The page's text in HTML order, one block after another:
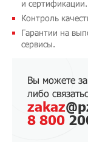
и сертификации.
Контроль
Гарантии на
сервисы.
Вы можете
либо
zakaz
8 800